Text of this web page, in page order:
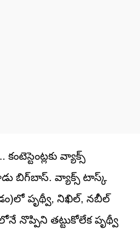
వ్యాక్స్
టాస్క్
పృథ్వీ, నిఖిల్, నబీల్
నొప్పిని తట్టుకోలేక పృథ్వీ